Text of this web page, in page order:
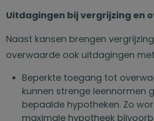
Uitdagingen bij vergrijzing en
Naast kansen brengen
overwaarde ook uitdagingen
Beperkte toegang tot
kunnen strenge leennormen
bepaalde hypotheken. Zo
maximale hypotheek